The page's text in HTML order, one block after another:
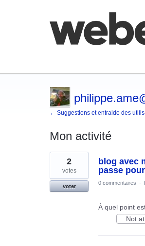
← Suggestions et entraide des
Mon activité
2
résultats
trouvés
blog avec
passe
2
votes
voter
0 commentaires ·
À quel point
Not